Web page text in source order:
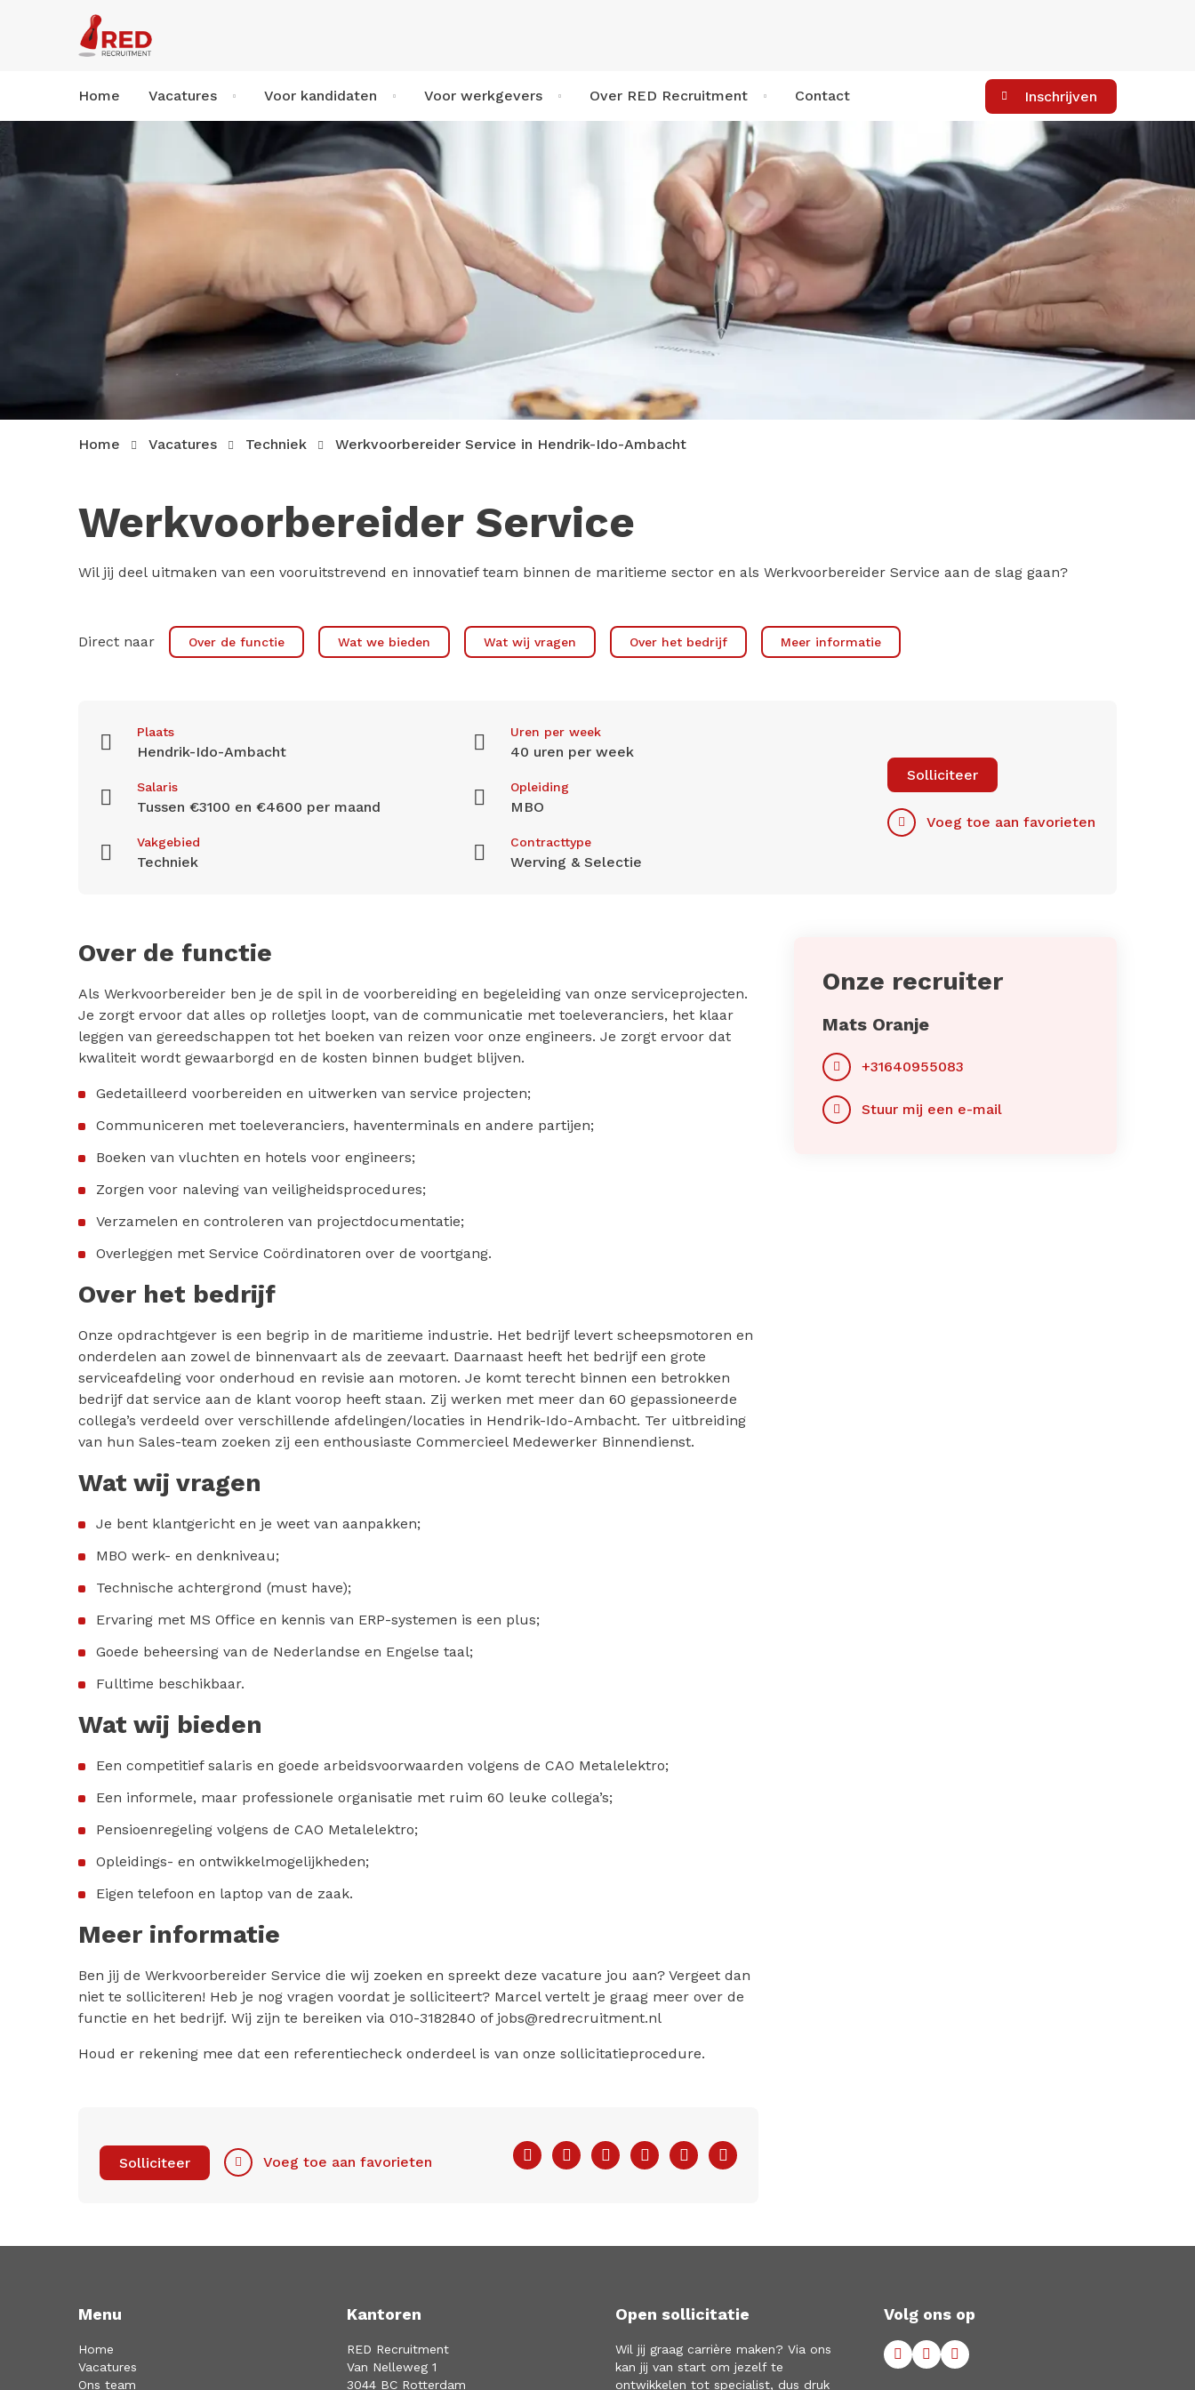
Home Vacatures Voor kandidaten Voor werkgevers Over RED Recruitment Contact Inschrijven
Home Vacatures Techniek Werkvoorbereider Service in Hendrik-Ido-Ambacht
Werkvoorbereider Service
Wil jij deel uitmaken van een vooruitstrevend en innovatief team binnen de maritieme sector en als Werkvoorbereider Service aan de slag gaan?
Direct naar Over de functie Wat we bieden Wat wij vragen Over het bedrijf Meer informatie
Plaats
Hendrik-Ido-Ambacht
Uren per week
40 uren per week
Salaris
Tussen €3100 en €4600 per maand
Opleiding
MBO
Vakgebied
Techniek
Contracttype
Werving & Selectie
Solliciteer
Voeg toe aan favorieten
Over de functie
Als Werkvoorbereider ben je de spil in de voorbereiding en begeleiding van onze serviceprojecten.
Je zorgt ervoor dat alles op rolletjes loopt, van de communicatie met toeleveranciers, het klaar
leggen van gereedschappen tot het boeken van reizen voor onze engineers. Je zorgt ervoor dat
kwaliteit wordt gewaarborgd en de kosten binnen budget blijven.
Gedetailleerd voorbereiden en uitwerken van service projecten;
Communiceren met toeleveranciers, haventerminals en andere partijen;
Boeken van vluchten en hotels voor engineers;
Zorgen voor naleving van veiligheidsprocedures;
Verzamelen en controleren van projectdocumentatie;
Overleggen met Service Coördinatoren over de voortgang.
Over het bedrijf
Onze opdrachtgever is een begrip in de maritieme industrie. Het bedrijf levert scheepsmotoren en
onderdelen aan zowel de binnenvaart als de zeevaart. Daarnaast heeft het bedrijf een grote
serviceafdeling voor onderhoud en revisie aan motoren. Je komt terecht binnen een betrokken
bedrijf dat service aan de klant voorop heeft staan. Zij werken met meer dan 60 gepassioneerde
collega’s verdeeld over verschillende afdelingen/locaties in Hendrik-Ido-Ambacht. Ter uitbreiding
van hun Sales-team zoeken zij een enthousiaste Commercieel Medewerker Binnendienst.
Wat wij vragen
Je bent klantgericht en je weet van aanpakken;
MBO werk- en denkniveau;
Technische achtergrond (must have);
Ervaring met MS Office en kennis van ERP-systemen is een plus;
Goede beheersing van de Nederlandse en Engelse taal;
Fulltime beschikbaar.
Wat wij bieden
Een competitief salaris en goede arbeidsvoorwaarden volgens de CAO Metalelektro;
Een informele, maar professionele organisatie met ruim 60 leuke collega’s;
Pensioenregeling volgens de CAO Metalelektro;
Opleidings- en ontwikkelmogelijkheden;
Eigen telefoon en laptop van de zaak.
Meer informatie
Ben jij de Werkvoorbereider Service die wij zoeken en spreekt deze vacature jou aan? Vergeet dan
niet te solliciteren! Heb je nog vragen voordat je solliciteert? Marcel vertelt je graag meer over de
functie en het bedrijf. Wij zijn te bereiken via 010-3182840 of jobs@redrecruitment.nl
Houd er rekening mee dat een referentiecheck onderdeel is van onze sollicitatieprocedure.
FacebookTwitterLinkedInPinterestWhatsApp
Solliciteer Voeg toe aan favorieten
Onze recruiter
Mats Oranje
+31640955083
Stuur mij een e-mail
Menu
Home
Vacatures
Ons team
Kantoren
RED Recruitment
Van Nelleweg 1
3044 BC Rotterdam
Open sollicitatie
Wil jij graag carrière maken? Via ons
kan jij van start om jezelf te
ontwikkelen tot specialist, dus druk
Volg ons op